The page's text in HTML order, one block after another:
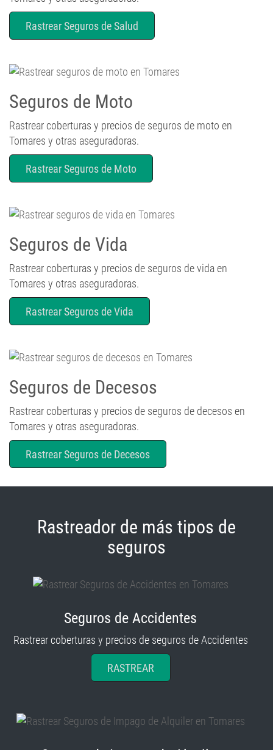
Rastrear Seguros de Salud
Seguros de Moto
Rastrear coberturas y precios de seguros de moto en
Tomares y otras aseguradoras.
Rastrear Seguros de Moto
Seguros de Vida
Rastrear coberturas y precios de seguros de vida en
Tomares y otras aseguradoras.
Rastrear Seguros de Vida
Seguros de Decesos
Rastrear coberturas y precios de seguros de decesos en
Tomares y otras aseguradoras.
Rastrear Seguros de Decesos
Rastreador de más tipos de
seguros
Seguros de Accidentes
Rastrear coberturas y precios de seguros de Accidentes
RASTREAR